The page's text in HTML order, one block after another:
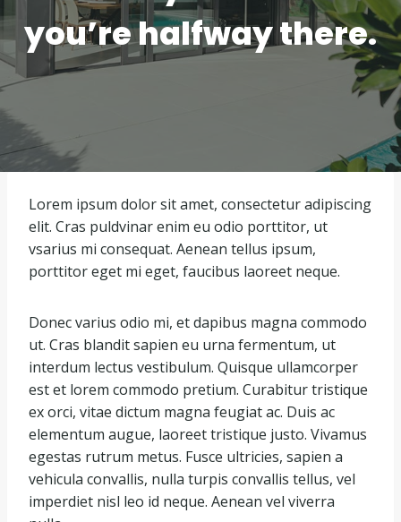
you’re halfway there.
Lorem ipsum dolor sit amet, consectetur adipiscing
elit. Cras puldvinar enim eu odio porttitor, ut
vsarius mi consequat. Aenean tellus ipsum,
porttitor eget mi eget, faucibus laoreet neque.
Donec varius odio mi, et dapibus magna commodo
ut. Cras blandit sapien eu urna fermentum, ut
interdum lectus vestibulum. Quisque ullamcorper
est et lorem commodo pretium. Curabitur tristique
ex orci, vitae dictum magna feugiat ac. Duis ac
elementum augue, laoreet tristique justo. Vivamus
egestas rutrum metus. Fusce ultricies, sapien a
vehicula convallis, nulla turpis convallis tellus, vel
imperdiet nisl leo id neque. Aenean vel viverra